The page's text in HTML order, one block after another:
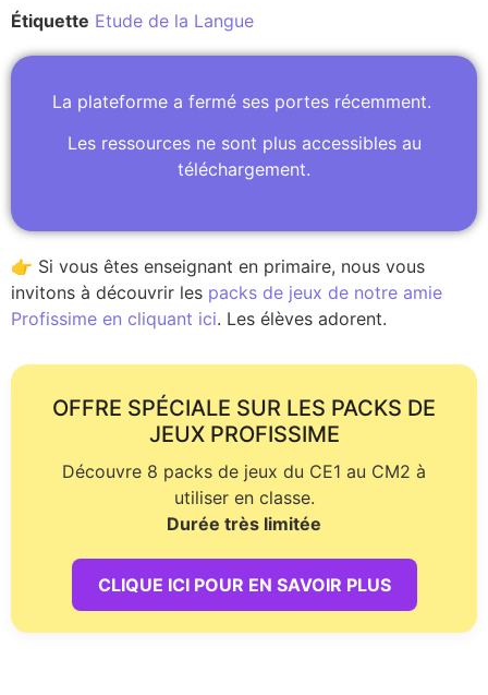
Étiquette Etude de la Langue
La plateforme a fermé ses portes récemment.
Les ressources ne sont plus accessibles au
téléchargement.
👉 Si vous êtes enseignant en primaire, nous vous
invitons à découvrir les packs de jeux de notre amie
Profissime en cliquant ici. Les élèves adorent.
OFFRE SPÉCIALE SUR LES PACKS DE
JEUX PROFISSIME
Découvre 8 packs de jeux du CE1 au CM2 à
utiliser en classe.
Durée très limitée
CLIQUE ICI POUR EN SAVOIR PLUS